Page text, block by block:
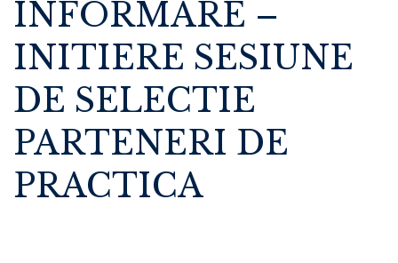
INFORMARE –
INITIERE SESIUNE
DE SELECTIE
PARTENERI DE
PRACTICA